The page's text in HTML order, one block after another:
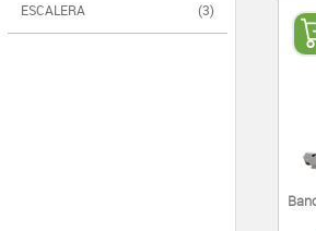
ESCALERA (3)